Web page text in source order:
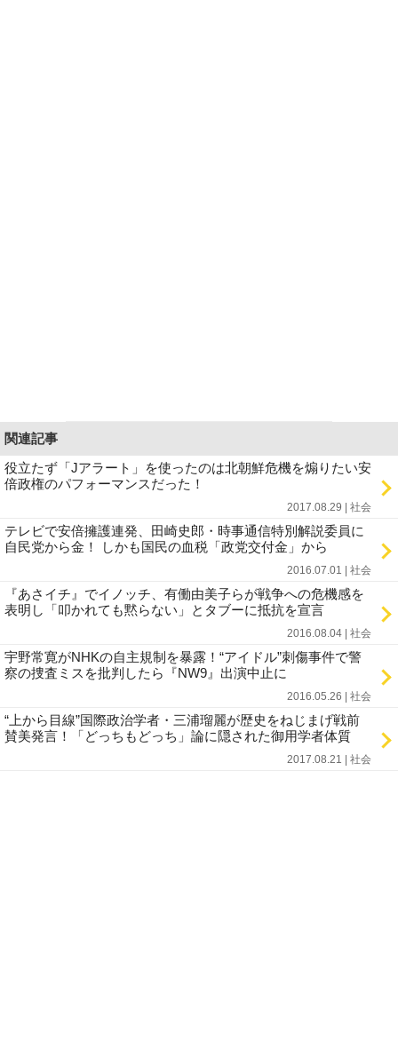
関連記事
役立たず「Jアラート」を使ったのは北朝鮮危機を煽りたい安
倍政権のパフォーマンスだった！
2017.08.29 | 社会
テレビで安倍擁護連発、田崎史郎・時事通信特別解説委員に
自民党から金！ しかも国民の血税「政党交付金」から
2016.07.01 | 社会
『あさイチ』でイノッチ、有働由美子らが戦争への危機感を
表明し「叩かれても黙らない」とタブーに抵抗を宣言
2016.08.04 | 社会
宇野常寛がNHKの自主規制を暴露！“アイドル”刺傷事件で警
察の捜査ミスを批判したら『NW9』出演中止に
2016.05.26 | 社会
“上から目線”国際政治学者・三浦瑠麗が歴史をねじまげ戦前
賛美発言！「どっちもどっち」論に隠された御用学者体質
2017.08.21 | 社会